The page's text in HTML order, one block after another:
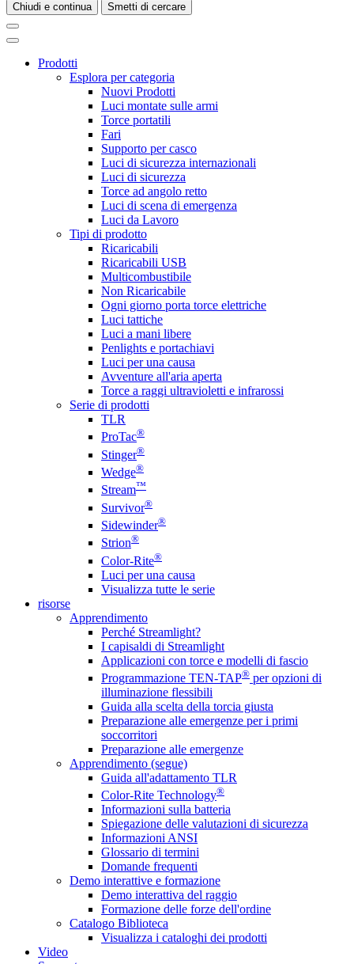
Chiudi e continua Smetti di cercare
Prodotti
Esplora per categoria
Nuovi Prodotti
Luci montate sulle armi
Torce portatili
Fari
Supporto per casco
Luci di sicurezza internazionali
Luci di sicurezza
Torce ad angolo retto
Luci di scena di emergenza
Luci da Lavoro
Tipi di prodotto
Ricaricabili
Ricaricabili USB
Multicombustibile
Non Ricaricabile
Ogni giorno porta torce elettriche
Luci tattiche
Luci a mani libere
Penlights e portachiavi
Luci per una causa
Avventure all'aria aperta
Torce a raggi ultravioletti e infrarossi
Serie di prodotti
TLR
ProTac®
Stinger®
Wedge®
Stream™
Survivor®
Sidewinder®
Strion®
Color-Rite®
Luci per una causa
Visualizza tutte le serie
risorse
Apprendimento
Perché Streamlight?
I capisaldi di Streamlight
Applicazioni con torce e modelli di fascio
Programmazione TEN-TAP® per opzioni di
illuminazione flessibili
Guida alla scelta della torcia giusta
Preparazione alle emergenze per i primi
soccorritori
Preparazione alle emergenze
Apprendimento (segue)
Guida all'adattamento TLR
Color-Rite Technology®
Informazioni sulla batteria
Spiegazione delle valutazioni di sicurezza
Informazioni ANSI
Glossario di termini
Domande frequenti
Demo interattive e formazione
Demo interattiva del raggio
Formazione delle forze dell'ordine
Catalogo Biblioteca
Visualizza i cataloghi dei prodotti
Video